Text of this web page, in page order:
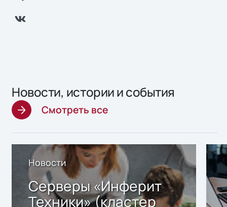
Новости, истории и события
Смотреть все
Новости
Серверы «Инферит
Техники» (кластер